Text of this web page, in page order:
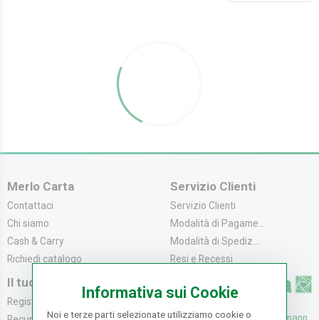
Merlo Carta
Contattaci
Chi siamo
Cash & Carry
Richiedi catalogo
Servizio Clienti
Servizio Clienti
Modalità di Pagame...
Modalità di Spediz...
Resi e Recessi
Il tuo Account
Registrati
Informativa sui Cookie
Noi e terze parti selezionate utilizziamo cookie o